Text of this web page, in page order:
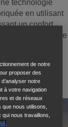
technologie
en utilisant
un confort
offrent une
les phares
de notre
proposer des
notre
à votre navigation
et de réseaux
nous utilisons,
nous travaillons,